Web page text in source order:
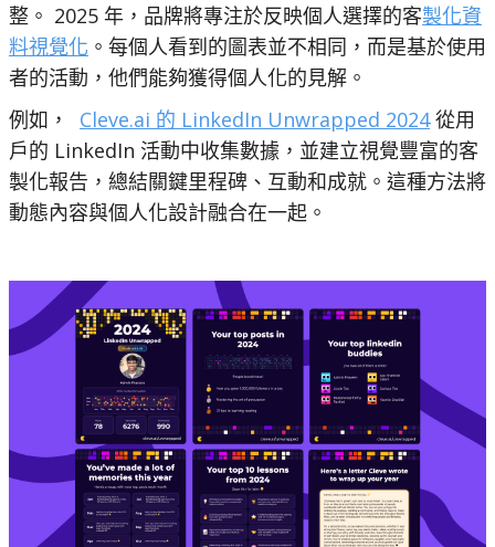
整。 2025 年，品牌將專注於反映個人選擇的客製化資
料視覺化 。每個人看到的圖表並不相同，而是基於使用
者的活動，他們能夠獲得個人化的見解。
例如， Cleve.ai 的 LinkedIn Unwrapped 2024從用
戶的 LinkedIn 活動中收集數據，並建立視覺豐富的客
製化報告，總結關鍵里程碑、互動和成就。這種方法將
動態內容與個人化設計融合在一起。